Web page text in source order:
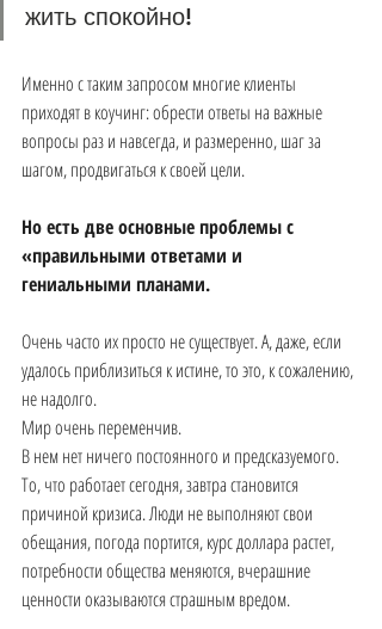
жить спокойно!
Именно с таким запросом многие клиенты
приходят в коучинг: обрести ответы на важные
вопросы раз и навсегда, и размеренно, шаг за
шагом, продвигаться к своей цели.
Но есть две основные проблемы с
«правильными ответами и
гениальными планами.
Очень часто их просто не существует. А, даже, если
удалось приблизиться к истине, то это, к сожалению,
не надолго.
Мир очень переменчив.
В нем нет ничего постоянного и предсказуемого.
То, что работает сегодня, завтра становится
причиной кризиса. Люди не выполняют свои
обещания, погода портится, курс доллара растет,
потребности общества меняются, вчерашние
ценности оказываются страшным вредом.